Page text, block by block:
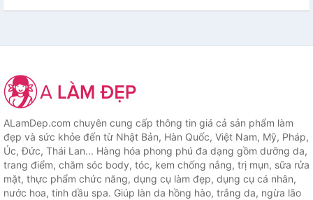
ALamDep.com chuyên cung cấp thông tin giá cả sản phẩm làm
đẹp và sức khỏe đến từ Nhật Bản, Hàn Quốc, Việt Nam, Mỹ, Pháp,
Úc, Đức, Thái Lan... Hàng hóa phong phú đa dạng gồm dưỡng da,
trang điểm, chăm sóc body, tóc, kem chống nắng, trị mụn, sữa rửa
mặt, thực phẩm chức năng, dụng cụ làm đẹp, dụng cụ cá nhân,
nước hoa, tinh dầu spa. Giúp làn da hồng hào, trắng da, ngừa lão